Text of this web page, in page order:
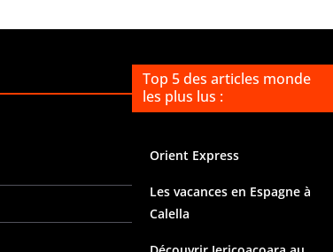
Top 5 des articles monde
les plus lus :
Orient Express
Les vacances en Espagne à
Calella